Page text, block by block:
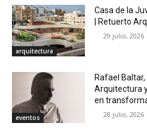
arquitectura
Casa de la
| Retuerto
29 julio, 2026
eventos
Rafael
Arquitectura
en
28 julio, 2026